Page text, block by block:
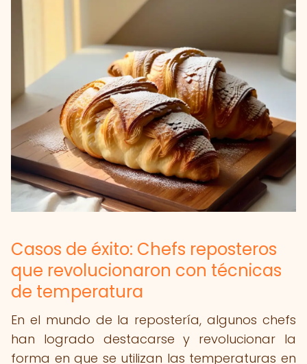
Casos de éxito: Chefs reposteros
que revolucionaron con técnicas
de temperatura
En el mundo de la repostería, algunos chefs
han logrado destacarse y revolucionar la
forma en que se utilizan las temperaturas en